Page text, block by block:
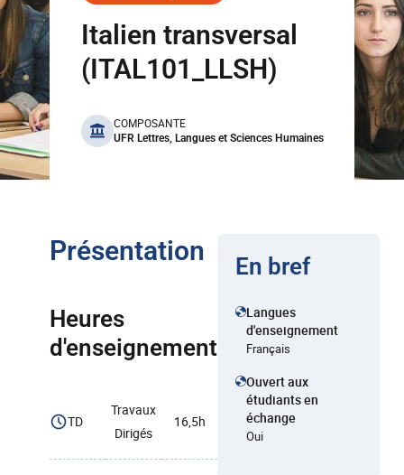
Italien transversal
(ITAL101_LLSH)
benefits
COMPOSANTE
UFR Lettres, Langues et Sciences Humaines
Présentation
Heures
d'enseignement
TD
Travaux
Dirigés
16,5h
En bref
Langues
d'enseignement
Français
Ouvert aux
étudiants en
échange
Oui